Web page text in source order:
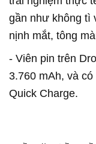
gần như không tì
nịnh mắt, tông
- Viên pin trên
3.760 mAh, và
Quick Charge.